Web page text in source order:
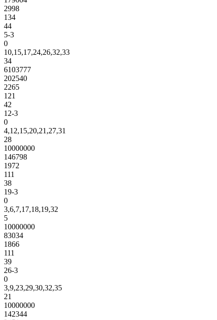
2998
134
44
5-3
0
10,15,17,24,26,32,33
34
6103777
202540
2265
121
42
12-3
0
4,12,15,20,21,27,31
28
10000000
146798
1972
111
38
19-3
0
3,6,7,17,18,19,32
5
10000000
83034
1866
111
39
26-3
0
3,9,23,29,30,32,35
21
10000000
142344